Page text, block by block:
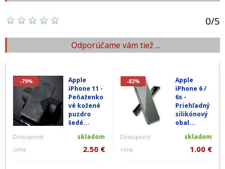
0/5
Odporúčame vám tiež ...
-79%
Apple
iPhone 11 -
Peňaženko
vé kožené
puzdro
šedé...
Dostupnosť skladom
cena 2.50 €
-82%
Apple
iPhone 6 /
6s -
Priehľadný
silikónový
obal...
Dostupnosť skladom
cena 1.00 €